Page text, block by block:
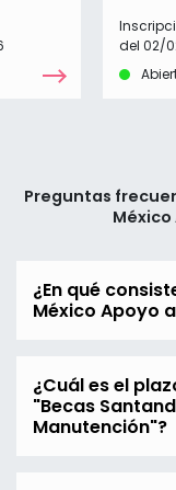
del 02/
Preguntas
¿En qué
México Apoyo
¿Cuál es el
"Becas
Manutención"?